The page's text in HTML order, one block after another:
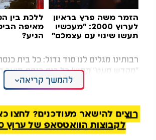
הזמר משה פרץ בראיון
לערוץ 2000: "מעכשיו
תעשו שינוי עם עצמכם"
ללכת בין
מאיפה
הגיע?
רבותינו מגלים לנו סוד גדול: כל בית
"מקדש מעט" ממש! כל בית כנסת מואר
שאין כמותו בעולמנו הגשמי, אור ה'
ראשי עם קודש וחופף על קירות בית
ה"ראשית חכמה" שאף שאנו לא רואים
בעינינו הגשמיות - הרי שעלינו להאמין
באמונה שלמה!
להמשך קריאה
רוצים להישאר מעודכנים? לחצו
לקבוצות הוואטסאפ של ערוץ 2000 >>>